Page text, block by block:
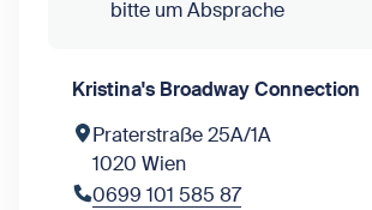
bitte um Absprache
Kristina's Broadway Connection
Praterstraße 25A/1A
1020 Wien
0699 101 585 87